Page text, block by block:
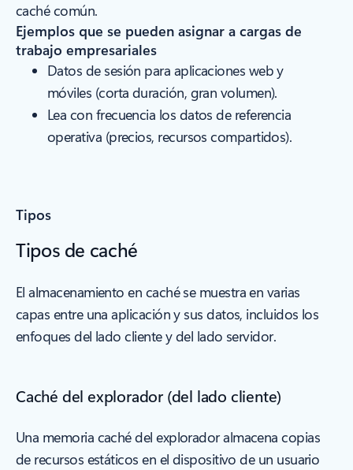
caché común.
Ejemplos que se pueden asignar a cargas de
trabajo empresariales
Datos de sesión para aplicaciones web y
móviles (corta duración, gran volumen).
Lea con frecuencia los datos de referencia
operativa (precios, recursos compartidos).
Tipos
Tipos de caché
El almacenamiento en caché se muestra en varias
capas entre una aplicación y sus datos, incluidos los
enfoques del lado cliente y del lado servidor.
Caché del explorador (del lado cliente)
Una memoria caché del explorador almacena copias
de recursos estáticos en el dispositivo de un usuario